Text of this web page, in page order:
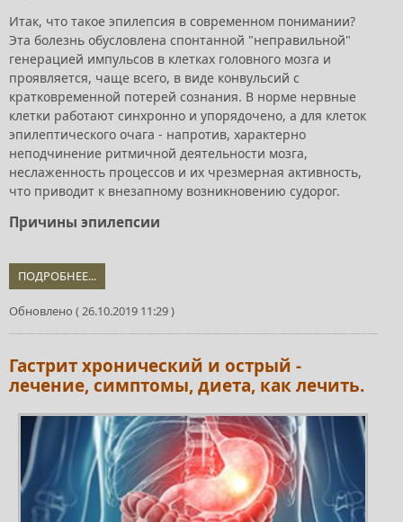
Итак, что такое эпилепсия в современном понимании?
Эта болезнь обусловлена спонтанной "неправильной"
генерацией импульсов в клетках головного мозга и
проявляется, чаще всего, в виде конвульсий с
кратковременной потерей сознания. В норме нервные
клетки работают синхронно и упорядочено, а для клеток
эпилептического очага - напротив, характерно
неподчинение ритмичной деятельности мозга,
неслаженность процессов и их чрезмерная активность,
что приводит к внезапному возникновению судорог.
Причины эпилепсии
ПОДРОБНЕЕ...
Обновлено ( 26.10.2019 11:29 )
Гастрит хронический и острый -
лечение, симптомы, диета, как лечить.